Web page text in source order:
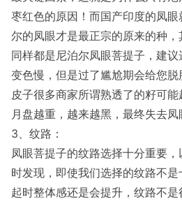
枣红色的原因！而国产印度的凤
尔的凤眼才是最正宗的原来的种，
同样都是尼泊尔凤眼菩提子，建
变色慢，但是过了尴尬期会给您
皮子很多商家所谓熟透了的籽可
月盘越重，越来越黑，最终失去凤
3、纹路：
凤眼菩提子的纹路选择十分重要
时发现，即使我们选择的纹路不
起时整体感还是会提升，纹路不